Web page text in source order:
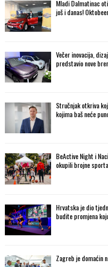
Mladi Dalmatinac
još i danas!
Večer inovacija,
predstavio nove
Stručnjak otkriva
kojima baš neće
BeActive Night i
okupili brojne
Hrvatska je dio
budite promjena
Zagreb je domaćin